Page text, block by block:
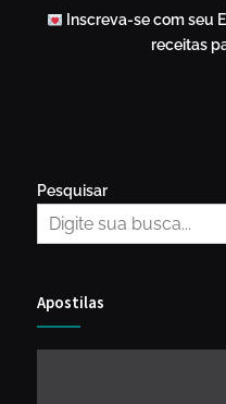
Inscreva-se com seu
receitas
Pesquisar
Apostilas